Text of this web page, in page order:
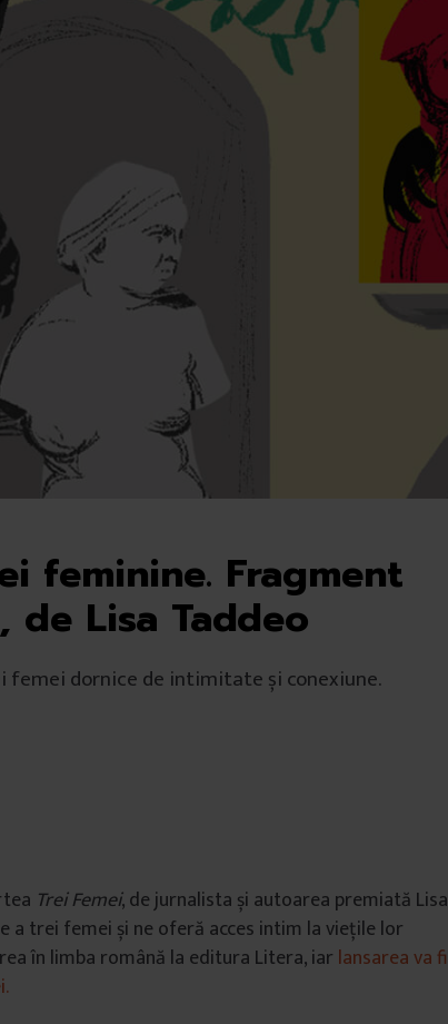
feminine. Fragment
de Lisa Taddeo
femei dornice de intimitate și conexiune.
Trei Femei, de jurnalista și autoarea premiată Lisa
a trei femei și ne oferă acces intim la viețile lor
în limba română la editura Litera, iarlansarea va fi